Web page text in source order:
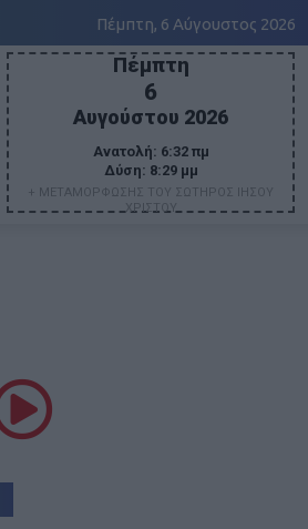
Πέμπτη, 6 Αύγουστος 2026
Πέμπτη
6
Αυγούστου 2026
Ανατολή: 6:32 πμ
Δύση: 8:29 μμ
+ ΜΕΤΑΜΟΡΦΩΣΗΣ ΤΟΥ ΣΩΤΗΡΟΣ ΙΗΣΟΥ
ΧΡΙΣΤΟΥ